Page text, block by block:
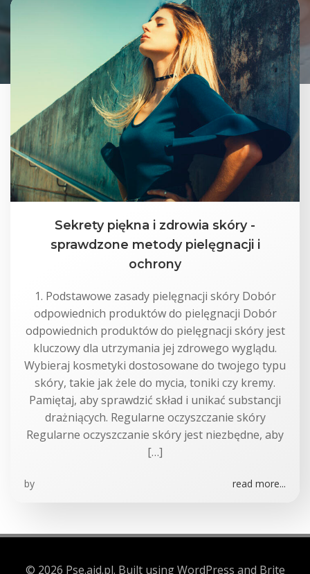
Sekrety piękna i zdrowia skóry -
sprawdzone metody pielęgnacji i
ochrony
1. Podstawowe zasady pielęgnacji skóry Dobór
odpowiednich produktów do pielęgnacji Dobór
odpowiednich produktów do pielęgnacji skóry jest
kluczowy dla utrzymania jej zdrowego wyglądu.
Wybieraj kosmetyki dostosowane do twojego typu
skóry, takie jak żele do mycia, toniki czy kremy.
Pamiętaj, aby sprawdzić skład i unikać substancji
drażniących. Regularne oczyszczanie skóry
Regularne oczyszczanie skóry jest niezbędne, aby
[…]
by read more...
© 2026 Pse.aid.pl. Built using WordPress and Brite